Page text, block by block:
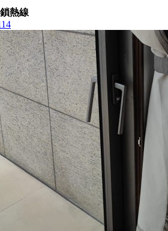
熱線